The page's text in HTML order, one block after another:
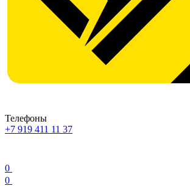
Телефоны
+7 919 411 11 37
0
0